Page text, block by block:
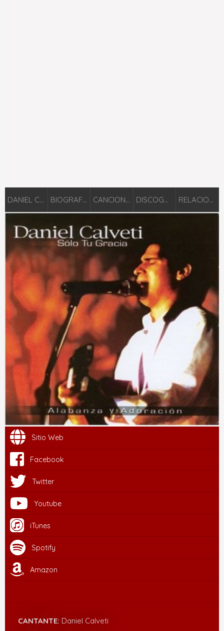
DANIEL CALVETI BIOGRAFÍA CANCIONES DISCOGRAFÍA RELACIONADOS
Sitio Web
Facebook
Twitter
Youtube
iTunes
Spotify
Amazon
CANTANTE: Daniel Calveti